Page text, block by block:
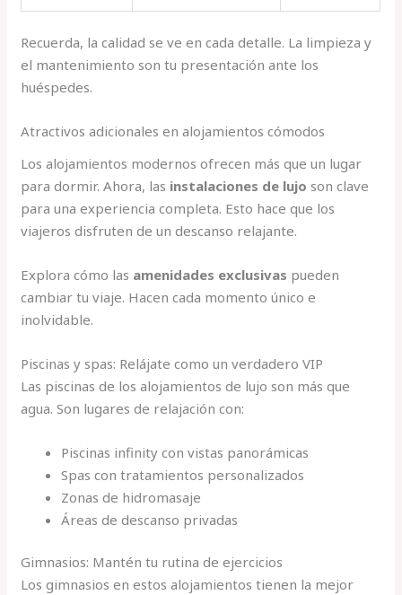
Recuerda, la calidad se ve en cada detalle. La limpieza y
el mantenimiento son tu presentación ante los
huéspedes.
Atractivos adicionales en alojamientos cómodos
Los alojamientos modernos ofrecen más que un lugar
para dormir. Ahora, las instalaciones de lujo son clave
para una experiencia completa. Esto hace que los
viajeros disfruten de un descanso relajante.
Explora cómo las amenidades exclusivas pueden
cambiar tu viaje. Hacen cada momento único e
inolvidable.
Piscinas y spas: Relájate como un verdadero VIP
Las piscinas de los alojamientos de lujo son más que
agua. Son lugares de relajación con:
Piscinas infinity con vistas panorámicas
Spas con tratamientos personalizados
Zonas de hidromasaje
Áreas de descanso privadas
Gimnasios: Mantén tu rutina de ejercicios
Los gimnasios en estos alojamientos tienen la mejor